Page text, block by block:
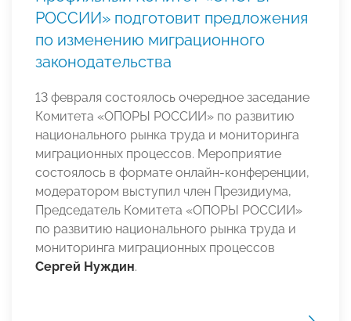
РОССИИ» подготовит предложения
по изменению миграционного
законодательства
13 февраля состоялось очередное заседание
Комитета «ОПОРЫ РОССИИ» по развитию
национального рынка труда и мониторинга
миграционных процессов. Мероприятие
состоялось в формате онлайн-конференции,
модератором выступил член Президиума,
Председатель Комитета «ОПОРЫ РОССИИ»
по развитию национального рынка труда и
мониторинга миграционных процессов
Сергей Нуждин.